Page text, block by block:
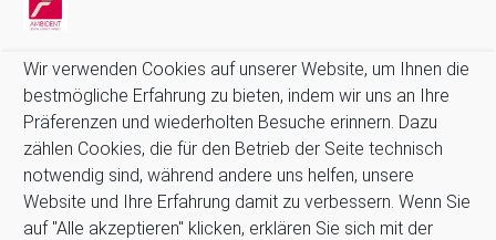
Wir verwenden Cookies auf unserer Website, um Ihnen die
bestmögliche Erfahrung zu bieten, indem wir uns an Ihre
Präferenzen und wiederholten Besuche erinnern. Dazu
zählen Cookies, die für den Betrieb der Seite technisch
notwendig sind, während andere uns helfen, unsere
Website und Ihre Erfahrung damit zu verbessern. Wenn Sie
auf "Alle akzeptieren" klicken, erklären Sie sich mit der
Informationen:
Allgemeine Geschäftsbedingungen (AGB)
Datenschutz